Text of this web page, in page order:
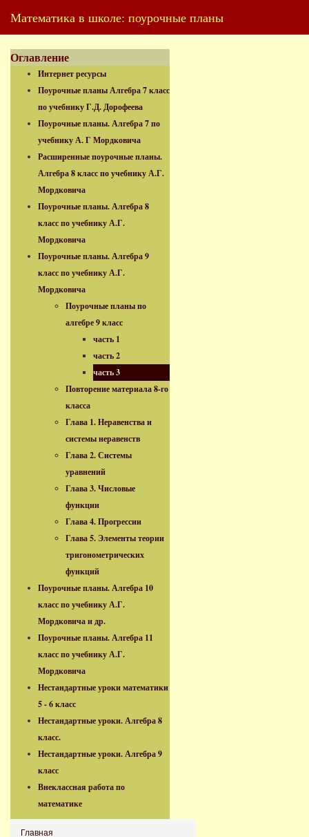
Математика в школе: поурочные планы
Оглавление
Интернет ресурсы
Поурочные планы Алгебра 7 класс
по учебнику Г.Д. Дорофеева
Поурочные планы. Алгебра 7 по
учебнику А. Г Мордковича
Расширенные поурочные планы.
Алгебра 8 класс по учебнику А.Г.
Мордковича
Поурочные планы. Алгебра 8
класс по учебнику А.Г.
Мордковича
Поурочные планы. Алгебра 9
класс по учебнику А.Г.
Мордковича
Поурочные планы по
алгебре 9 класс
часть 1
часть 2
часть 3
Повторение материала 8-го
класса
Глава 1. Неравенства и
системы неравенств
Глава 2. Системы
уравнений
Глава 3. Числовые
функции
Глава 4. Прогрессии
Глава 5. Элементы теории
тригонометрических
функций
Поурочные планы. Алгебра 10
класс по учебнику А.Г.
Мордковича и др.
Поурочные планы. Алгебра 11
класс по учебнику А.Г.
Мордковича
Нестандартные уроки математики
5 - 6 класс
Нестандартные уроки. Алгебра 8
класс.
Нестандартные уроки. Алгебра 9
класс
Внеклассная работа по
математике
Главная